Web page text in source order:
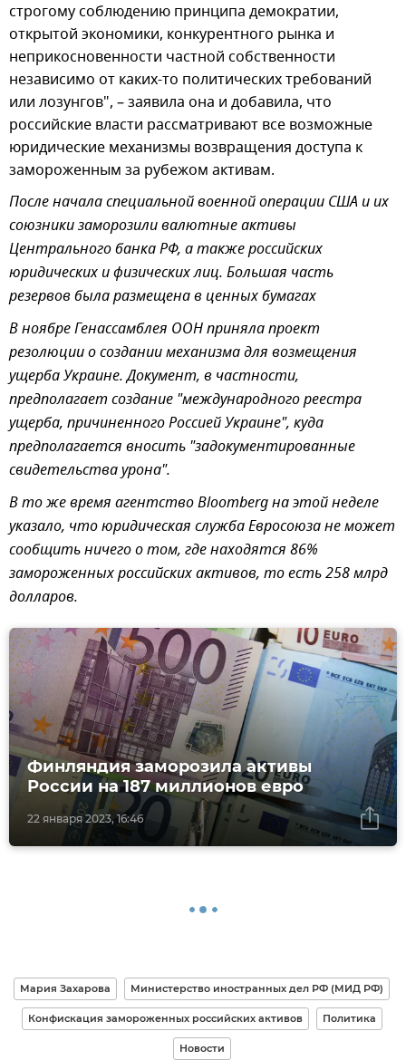
строгому соблюдению принципа демократии,
открытой экономики, конкурентного рынка и
неприкосновенности частной собственности
независимо от каких-то политических требований
или лозунгов", – заявила она и добавила, что
российские власти рассматривают все возможные
юридические механизмы возвращения доступа к
замороженным за рубежом активам.
После начала специальной военной операции США и их
союзники заморозили валютные активы
Центрального банка РФ, а также российских
юридических и физических лиц. Большая часть
резервов была размещена в ценных бумагах
В ноябре Генассамблея ООН приняла проект
резолюции о создании механизма для возмещения
ущерба Украине. Документ, в частности,
предполагает создание "международного реестра
ущерба, причиненного Россией Украине", куда
предполагается вносить "задокументированные
свидетельства урона".
В то же время агентство Bloomberg на этой неделе
указало, что юридическая служба Евросоюза не может
сообщить ничего о том, где находятся 86%
замороженных российских активов, то есть 258 млрд
долларов.
22 января 2023, 16:46
Финляндия заморозила активы
России на 187 миллионов евро
Мария Захарова Министерство иностранных дел РФ (МИД РФ)
Конфискация замороженных российских активов Политика
Новости